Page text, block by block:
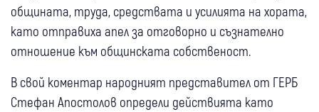
общината, труда, средствата и усилията на хората,
като отправиха апел за отговорно и съзнателно
отношение към общинската собственост.
В свой коментар народният представител от ГЕРБ
Стефан Апостолов определи действията като